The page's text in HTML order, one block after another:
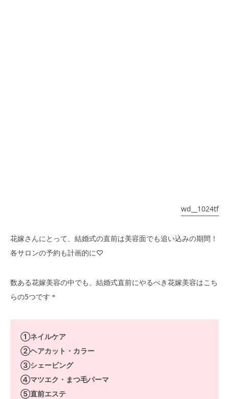
wd__1024tf
花嫁さんにとって、結婚式の直前は美容面でも追い込みの期間！
各サロンの予約も計画的に♡
数ある花嫁美容の中でも、結婚式直前にやるべき花嫁美容はこち
らの5つです＊
①ネイルケア
②ヘアカット・カラー
③シェービング
④マツエク・まつ毛パーマ
⑤直前エステ